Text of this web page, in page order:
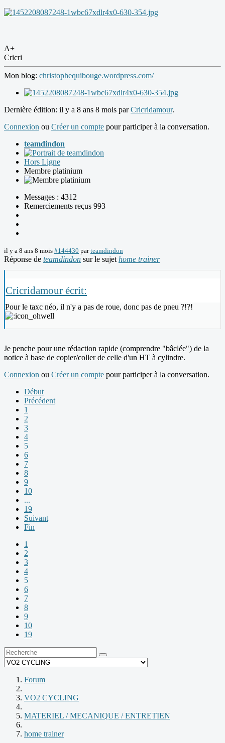
A+
Cricri
Mon blog: christophequibouge.wordpress.com/
Dernière édition: il y a 8 ans 8 mois parCricridamour.
Connexion ou Créer un compte pour participer à la conversation.
teamdindon
Hors Ligne
Membre platinium
Messages : 4312
Remerciements reçus 993
il y a 8 ans 8 mois #144430 parteamdindon
Réponse de teamdindon sur le sujet home trainer
Cricridamour écrit:
Pour le taxc néo, il n'y a pas de roue, donc pas de pneu ?!?!
Je penche pour une rédaction rapide (comprendre "bâclée") de la
notice à base de copier/coller de celle d'un HT à cylindre.
Connexion ou Créer un compte pour participer à la conversation.
Début
Précédent
1
2
3
4
5
6
7
8
9
10
...
19
Suivant
Fin
1
2
3
4
5
6
7
8
9
10
19
Forum
VO2 CYCLING
MATERIEL / MECANIQUE / ENTRETIEN
home trainer